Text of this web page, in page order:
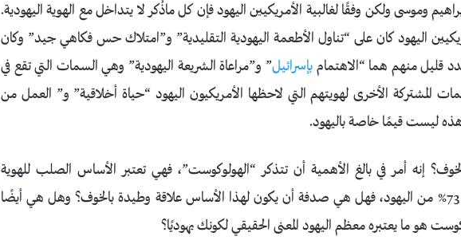
إبراهيم وموسى ولكن وفقًا لغالبية الأمريكيين اليهود فإن كل ماذُكر لا يتداخل مع الهوية اليهودية.
اليهود كان على “تناول الأطعمة اليهودية التقليدية” و”امتلاك حس فكاهي جيد” وكان
قليل منهم هما “الاهتمامبإسرائيل” و”مراعاة الشريعة اليهودية” وهي السمات التي تقع في
المشتركة الأخرى لهويتهم التي لاحظها الأمريكيون اليهود “حياة أخلاقية” و” العمل من
ليست قيمًا خاصة باليهود.
إنه أمر في بالغ الأهمية أن تتذكر “الهولوكوست”، فهي تعتبر الأساس الصلب للهوية
اليهودية الذي اعترف به مايقارب 73% من اليهود، فهل هي صدفة أن يكون لهذا الأساس علاقة وطيدة بالخوف؟ وهل هي أيضًا
هو ما يعتبره معظم اليهود المعنى الحقيقي لكونك يهوديًا؟